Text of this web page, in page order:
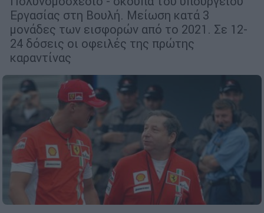
Εργασίας στη Βουλή. Μείωση κατά 3
μονάδες των εισφορών από το 2021. Σε 12-
24 δόσεις οι οφειλές της πρώτης
καραντίνας